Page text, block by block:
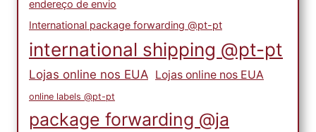
endereço de envio
International package forwarding @pt-pt
international shipping @pt-pt
Lojas online nos EUA Lojas online nos EUA
online labels @pt-pt
package forwarding @ja